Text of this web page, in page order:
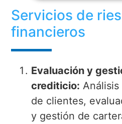
Servicios de
financieros
Evaluación y
crediticio:
de clientes,
y gestión de